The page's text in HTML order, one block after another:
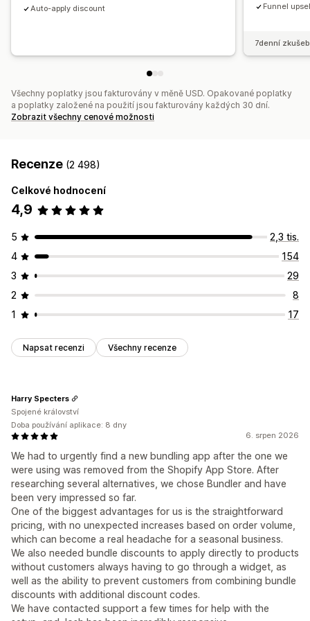
Auto-apply discount
Funnel
7denní
Všechny poplatky jsou fakturovány v měně USD. Opakované poplatky
a poplatky založené na použití jsou fakturovány každých 30 dní.
Zobrazit všechny cenové možnosti
Recenze (2 498)
Celkové hodnocení
4,9
5
2,3 tis.
4
154
3
29
2
8
1
17
Napsat recenzi Všechny recenze
6. srpen 2026
We had to urgently find a new bundling app after the one we
were using was removed from the Shopify App Store. After
researching several alternatives, we chose Bundler and have
been very impressed so far.
One of the biggest advantages for us is the straightforward
pricing, with no unexpected increases based on order volume,
which can become a real headache for a seasonal business.
We also needed bundle discounts to apply directly to products
without customers always having to go through a widget, as
well as the ability to prevent customers from combining bundle
discounts with additional discount codes.
We have contacted support a few times for help with the
Harry Specters
Spojené království
Doba používání aplikace: 8 dny